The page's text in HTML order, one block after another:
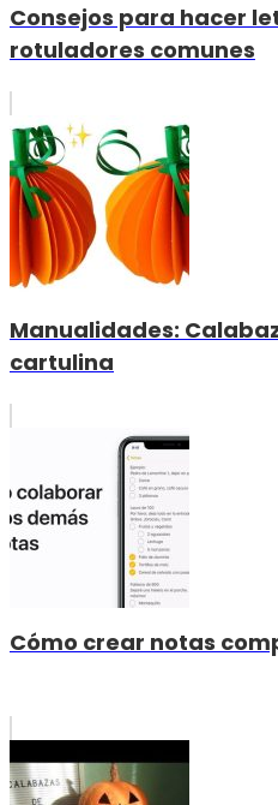
Consejos para hacer
rotuladores comunes
Manualidades:
cartulina
Cómo crear notas